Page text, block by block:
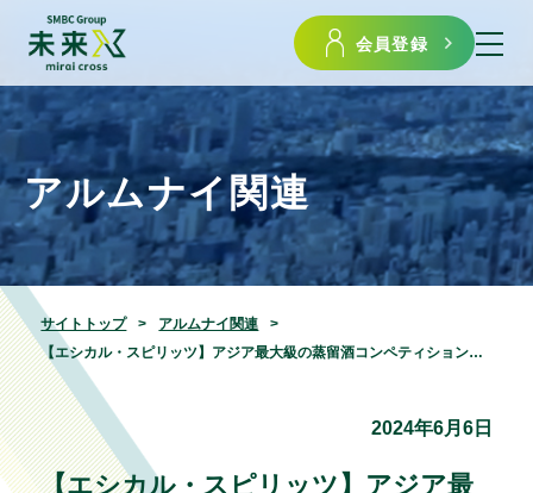
会員登録
アルムナイ関連
サイトトップ
アルムナイ関連
【エシカル・スピリッツ】アジア最大級の蒸留酒コンペティション『TWSC 2024』にて、『東京リバーサイド蒸溜所』が「ベスト・ジャパニーズ・クラフトジン・ディスティラリー」を受賞
2024年6月6日
【エシカル・スピリッツ】アジア最